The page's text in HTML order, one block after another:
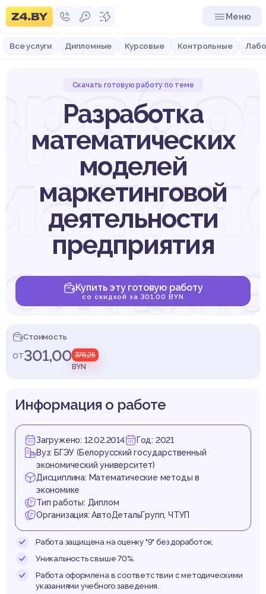
Меню
Все услуги Дипломные Курсовые Контрольные
Скачать готовую работу по теме
Разработка
математических
моделей
маркетинговой
деятельности
предприятия
Купить эту готовую работу
со скидкой за 301,00 BYN
Стоимость
от301,00 376,25
BYN
Информация о работе
Загружено: 12.02.2014
Год: 2021
Вуз: БГЭУ (Белорусский государственный
экономический университет)
Дисциплина: Математические методы в
экономике
Тип работы: Диплом
Организация: АвтоДетальГрупп, ЧТУП
Работа защищена на оценку "9" без доработок.
Уникальность свыше 70%.
Работа оформлена в соответствии с методическими
указаниями учебного заведения.